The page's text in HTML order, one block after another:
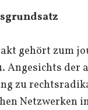
gehört zum
Angesichts der
zu
Netzwerken